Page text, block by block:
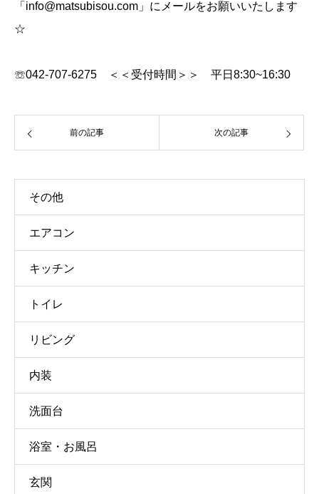
「info@matsubisou.com」にメールをお願いいたします
☆
☏042-707-6275 ＜＜受付時間＞＞ 平日8:30~16:30
前の記事 次の記事
その他
エアコン
キッチン
トイレ
リビング
内装
洗面台
浴室・お風呂
玄関